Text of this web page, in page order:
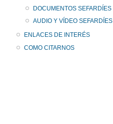
DOCUMENTOS SEFARDÍES
AUDIO Y VÍDEO SEFARDÍES
ENLACES DE INTERÉS
COMO CITARNOS